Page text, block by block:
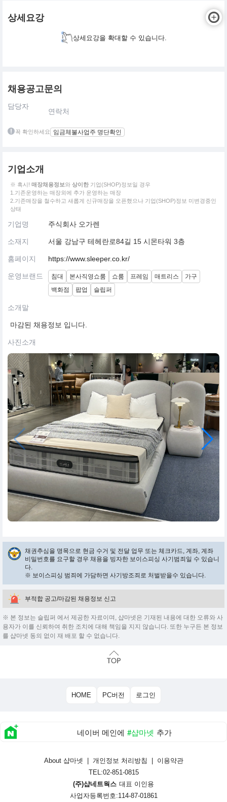
상세요강
상세요강을 확대할 수 있습니다.
채용공고문의
담당자
연락처
꼭 확인하세요 임금체불사업주 명단확인
기업소개
※ 혹시! 매장채용정보와 상이한 기업(SHOP)정보일 경우
1.기존운영하는 매장외에 추가 운영하는 매장
2.기존매장을 철수하고 새롭게 신규매장을 오픈했으나 기업(SHOP)정보 미변경중인
상태
기업명 주식회사 오가렌
소재지 서울 강남구 테헤란로84길 15 시몬타워 3층
홈페이지 https://www.sleeper.co.kr/
운영브랜드 침대 본사직영쇼룸 쇼룸 프레임 매트리스
가구
백화점
팝업 슬립퍼
소개말
마감된 채용정보 입니다.
사진소개
채권추심을 명목으로 현금 수거 및 전달 업무 또는 체크카드, 계좌, 계좌
비밀번호를 요구할 경우 채용을 빙자한 보이스피싱 사기범죄일 수 있습니
다.
※ 보이스피싱 범죄에 가담하면 사기방조죄로 처벌받을수 있습니다.
부적합 공고/마감된 채용정보 신고
※ 본 정보는 슬립퍼 에서 제공한 자료이며, 샵마넷은 기재된 내용에 대한 오류와 사
용자가 이를 신뢰하여 취한 조치에 대해 책임을 지지 않습니다. 또한 누구든 본 정보
를 샵마넷 동의 없이 재 배포 할 수 없습니다.
HOME PC버전 로그인
네이버 메인에 #샵마넷 추가
About 샵마넷 개인정보 처리방침
이용약관
TEL:02-851-0815
(주)샵네트웍스 대표 이인용
사업자등록번호:114-87-01861